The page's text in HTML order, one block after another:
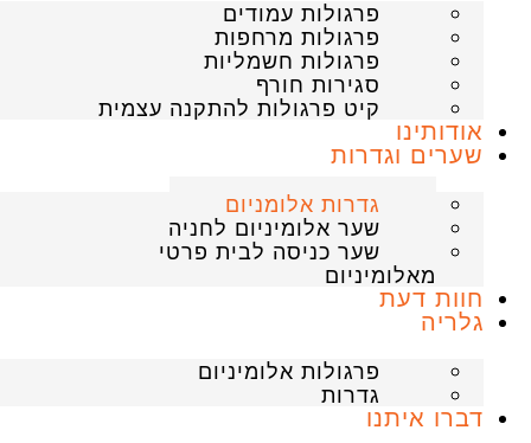
פרגולות עמודים
פרגולות מרחפות
פרגולות חשמליות
סגירות חורף
קיט פרגולות להתקנה עצמית
אודותינו
שערים וגדרות
גדרות אלומניום
שער אלומיניום לחניה
שער כניסה לבית פרטי
מאלומיניום
חוות דעת
גלריה
פרגולות אלומיניום
גדרות
דברו איתנו